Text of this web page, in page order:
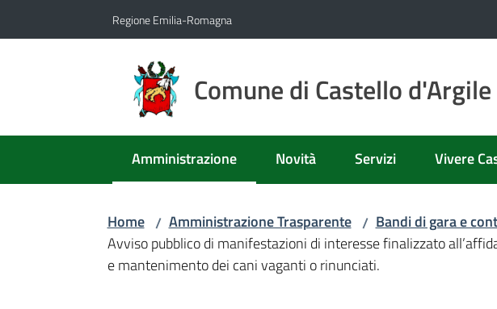
Regione Emilia-Romagna
Comune di Castello d'Argile
Amministrazione
Menu selezionato Novità Servizi Vivere
Home / Amministrazione Trasparente / Bandi di gara e
Avviso pubblico di manifestazioni di interesse finalizzato
e mantenimento dei cani vaganti o rinunciati.